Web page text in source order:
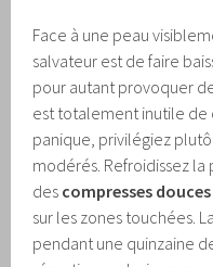
Face à une peau
salvateur est de faire
pour autant provoquer
est totalement inutile de
panique, privilégiez
modérés. Refroidissez
des compresses
sur les zones touchées.
pendant une quinzaine